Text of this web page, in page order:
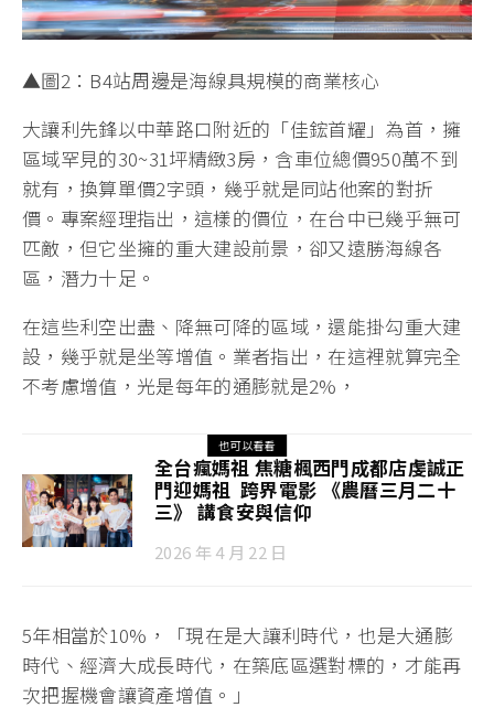
▲圖2：B4站周邊是海線具規模的商業核心
大讓利先鋒以中華路口附近的「佳鋐首耀」為首，擁
區域罕見的30~31坪精緻3房，含車位總價950萬不到
就有，換算單價2字頭，幾乎就是同站他案的對折
價。專案經理指出，這樣的價位，在台中已幾乎無可
匹敵，但它坐擁的重大建設前景，卻又遠勝海線各
區，潛力十足。
在這些利空出盡、降無可降的區域，還能掛勾重大建
設，幾乎就是坐等增值。業者指出，在這裡就算完全
不考慮增值，光是每年的通膨就是2%，
也可以看看
全台瘋媽祖 焦糖楓西門成都店虔誠正
門迎媽祖 跨界電影 《農曆三月二十
三》 講食安與信仰
2026 年 4 月 22 日
5年相當於10%，「現在是大讓利時代，也是大通膨
時代、經濟大成長時代，在築底區選對標的，才能再
次把握機會讓資產增值。」